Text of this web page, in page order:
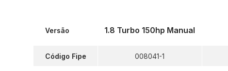
Versão
Código Fipe
1.8 Turbo 150hp Manual
008041-1